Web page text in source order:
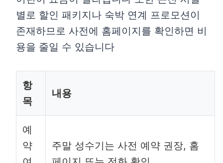
별로 할인 패키지나 숙박 연계 프로모션이
존재하므로 사전에 홈페이지를 확인하면 비
용을 줄일 수 있습니다
항
목
내용
예
약
주말 성수기는 사전 예약 권장, 홈